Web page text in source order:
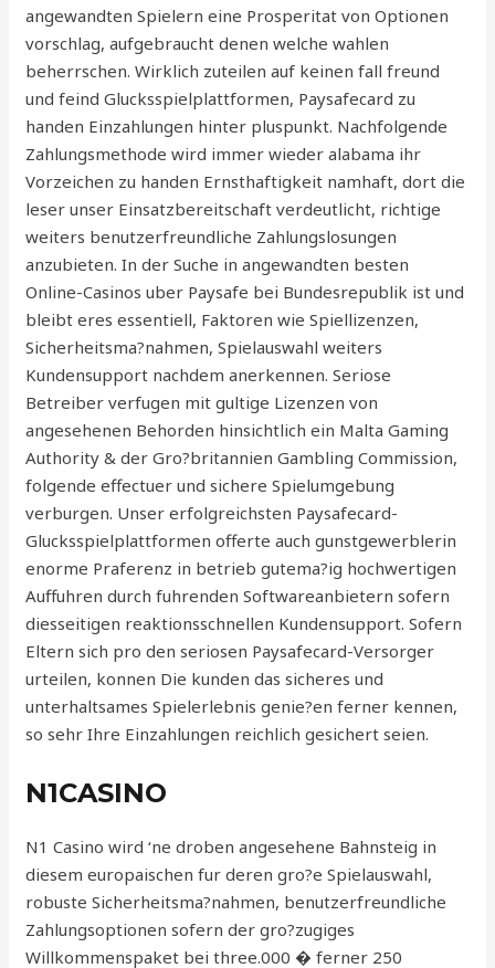
angewandten Spielern eine Prosperitat von Optionen
vorschlag, aufgebraucht denen welche wahlen
beherrschen. Wirklich zuteilen auf keinen fall freund
und feind Glucksspielplattformen, Paysafecard zu
handen Einzahlungen hinter pluspunkt. Nachfolgende
Zahlungsmethode wird immer wieder alabama ihr
Vorzeichen zu handen Ernsthaftigkeit namhaft, dort die
leser unser Einsatzbereitschaft verdeutlicht, richtige
weiters benutzerfreundliche Zahlungslosungen
anzubieten. In der Suche in angewandten besten
Online-Casinos uber Paysafe bei Bundesrepublik ist und
bleibt eres essentiell, Faktoren wie Spiellizenzen,
Sicherheitsma?nahmen, Spielauswahl weiters
Kundensupport nachdem anerkennen. Seriose
Betreiber verfugen mit gultige Lizenzen von
angesehenen Behorden hinsichtlich ein Malta Gaming
Authority & der Gro?britannien Gambling Commission,
folgende effectuer und sichere Spielumgebung
verburgen. Unser erfolgreichsten Paysafecard-
Glucksspielplattformen offerte auch gunstgewerblerin
enorme Praferenz in betrieb gutema?ig hochwertigen
Auffuhren durch fuhrenden Softwareanbietern sofern
diesseitigen reaktionsschnellen Kundensupport. Sofern
Eltern sich pro den seriosen Paysafecard-Versorger
urteilen, konnen Die kunden das sicheres und
unterhaltsames Spielerlebnis genie?en ferner kennen,
so sehr Ihre Einzahlungen reichlich gesichert seien.
N1CASINO
N1 Casino wird ‘ne droben angesehene Bahnsteig in
diesem europaischen fur deren gro?e Spielauswahl,
robuste Sicherheitsma?nahmen, benutzerfreundliche
Zahlungsoptionen sofern der gro?zugiges
Willkommenspaket bei three.000 � ferner 250